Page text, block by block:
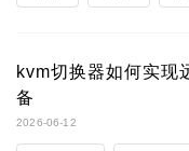
kvm切换器如何实现
备
2026-06-12